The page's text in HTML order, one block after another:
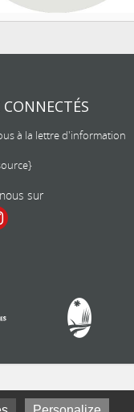
CONNECTÉS
à la lettre d'information
sur